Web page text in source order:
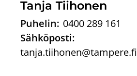
Tanja Tii­ho­nen
Puhelin: 0400 289 161
Sähköposti:
tanja.tiihonen@tampere.fi